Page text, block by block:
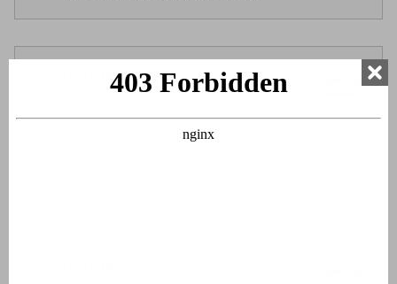
Badkamer 1
Wastafel